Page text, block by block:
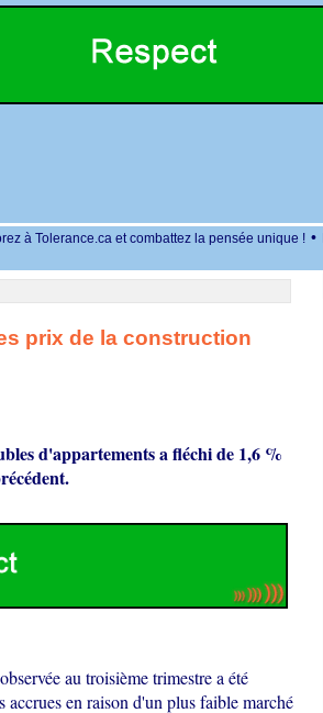
à Tolerance.ca et combattez la pensée unique ! •
prix de la construction
d'appartements a fléchi de 1,6 %
au troisième trimestre a été
en raison d'un plus faible marché